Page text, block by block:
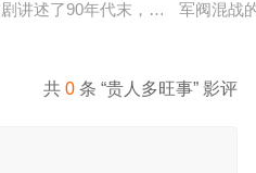
贡的“十二生肖”离奇流血炸裂
讲述了90年代末，怒河市刑侦支
军阀混战
共0 条 “贵人多旺事” 影评